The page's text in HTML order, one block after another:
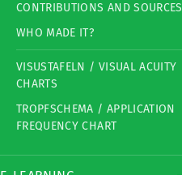
CONTRIBUTIONS AND SOURCES
WHO MADE IT?
VISUSTAFELN / VISUAL ACUITY
CHARTS
TROPFSCHEMA / APPLICATION
FREQUENCY CHART